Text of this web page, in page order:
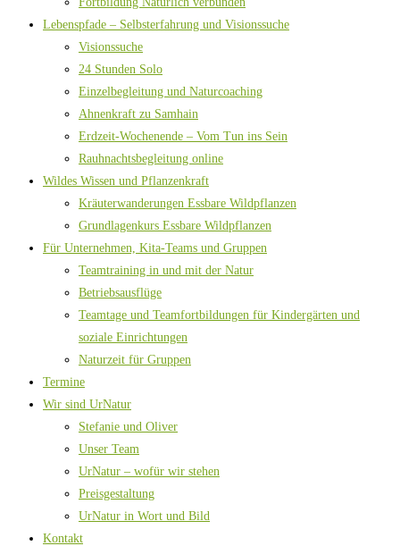
Lebenspfade – Selbsterfahrung und Visionssuche
Visionssuche
24 Stunden Solo
Einzelbegleitung und Naturcoaching
Ahnenkraft zu Samhain
Erdzeit-Wochenende – Vom Tun ins Sein
Rauhnachtsbegleitung online
Wildes Wissen und Pflanzenkraft
Kräuterwanderungen Essbare Wildpflanzen
Grundlagenkurs Essbare Wildpflanzen
Für Unternehmen, Kita-Teams und Gruppen
Teamtraining in und mit der Natur
Betriebsausflüge
Teamtage und Teamfortbildungen für Kindergärten und
soziale Einrichtungen
Naturzeit für Gruppen
Termine
Wir sind UrNatur
Stefanie und Oliver
Unser Team
UrNatur – wofür wir stehen
Preisgestaltung
UrNatur in Wort und Bild
Kontakt